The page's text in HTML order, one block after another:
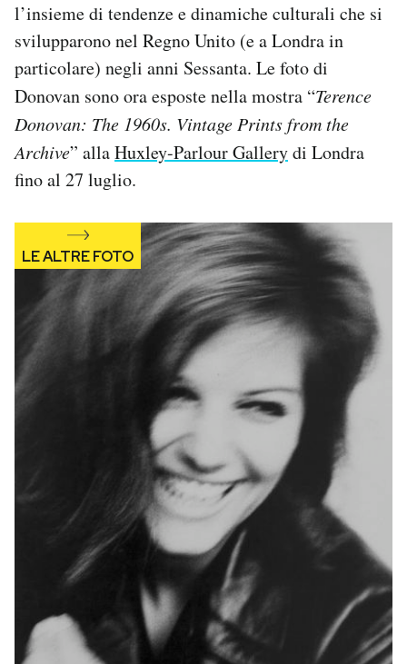
l’insieme di tendenze e dinamiche culturali che si
svilupparono nel Regno Unito (e a Londra in
particolare) negli anni Sessanta. Le foto di
Donovan sono ora esposte nella mostra “Terence
Donovan: The 1960s. Vintage Prints from the
Archive” allaHuxley-Parlour Gallerydi Londra
fino al 27 luglio.